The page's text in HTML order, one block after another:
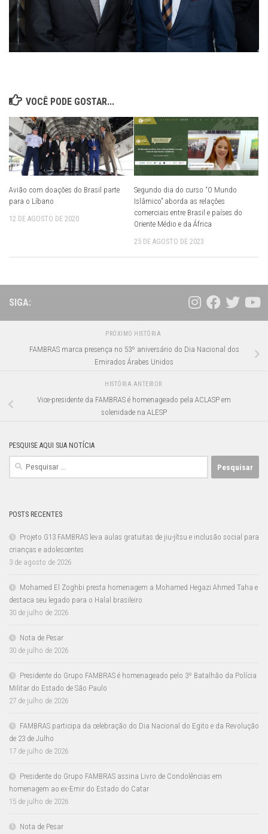
VOCÊ PODE GOSTAR...
Avião com doações do Brasil parte
para o Líbano
12 DE AGOSTO DE 2020
Segundo dia do curso “O Mundo
Islâmico” aborda as relações
comerciais entre Brasil e países do
Oriente Médio e da África
25 DE AGOSTO DE 2023
SIGA:
PRÓXIMO HISTÓRIA
FAMBRAS marca presença no 53º aniversário do Dia Nacional dos
Emirados Árabes Unidos
HISTÓRIA ANTERIOR
Vice-presidente da FAMBRAS é homenageado pela ACLASP em
solenidade na ALESP
PESQUISE AQUI SUA NOTÍCIA
Pesquisar
POSTS RECENTES
Projeto G13 FAMBRAS leva aulas gratuitas de jiu-jítsu e inclusão social para
crianças e adolescentes
3 de agosto de 2026
Mohamed El Zoghbi presta homenagem a Mohamed Hegazi Ahmed Taha e
destaca seu legado para o Halal brasileiro
30 de julho de 2026
Nota de Pesar
30 de julho de 2026
Presidente do Grupo FAMBRAS é homenageado pelo 3º Batalhão da Polícia
Militar do Estado de São Paulo
27 de julho de 2026
FAMBRAS participa da celebração do Dia Nacional do Egito e da Revolução
de 23 de Julho
17 de julho de 2026
Presidente do Grupo FAMBRAS assina Livro de Condolências em
homenagem ao ex-Emir do Estado do Catar
15 de julho de 2026
Nota de Pesar